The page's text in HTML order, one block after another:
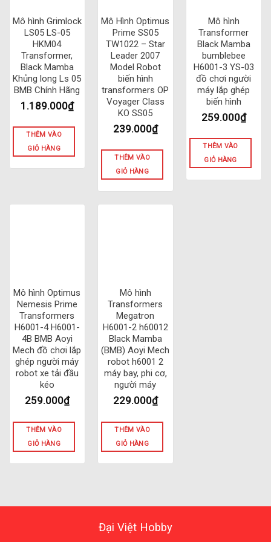
Mô hình Grimlock
LS05 LS-05
HKM04
Transformer,
Black Mamba
Khủng long Ls 05
BMB Chính Hãng
1.189.000₫
THÊM VÀO
GIỎ HÀNG
Mô Hình Optimus
Prime SS05
TW1022 – Star
Leader 2007
Model Robot
biến hình
transformers OP
Voyager Class
KO SS05
239.000₫
THÊM VÀO
GIỎ HÀNG
Mô hình
Transformer
Black Mamba
bumblebee
H6001-3 YS-03
đồ chơi người
máy lắp ghép
biến hình
259.000₫
THÊM VÀO
GIỎ HÀNG
Mô hình Optimus
Nemesis Prime
Transformers
H6001-4 H6001-
4B BMB Aoyi
Mech đồ chơi lắp
ghép người máy
robot xe tải đầu
kéo
259.000₫
THÊM VÀO
GIỎ HÀNG
Mô hình
Transformers
Megatron
H6001-2 h60012
Black Mamba
(BMB) Aoyi Mech
robot h6001 2
máy bay, phi cơ,
người máy
229.000₫
THÊM VÀO
GIỎ HÀNG
Đại Việt Hobby